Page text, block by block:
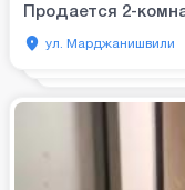
Продается 2-
ул. Марджанишвили